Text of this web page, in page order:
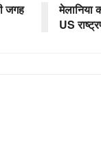
जगह
मेलानिया
US